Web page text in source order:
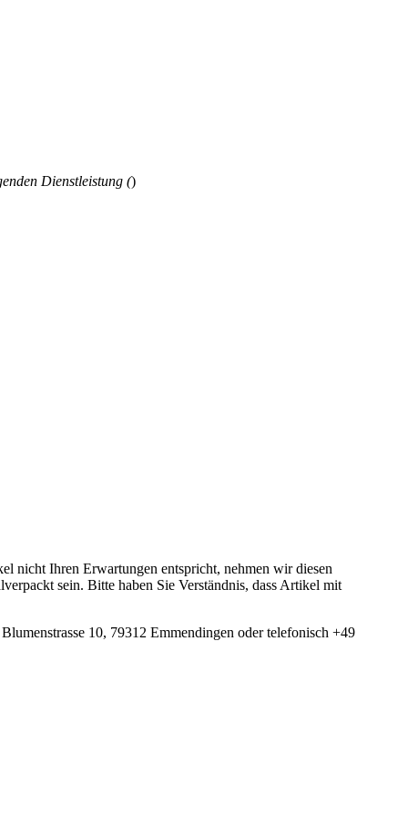
Dienstleistung ()
nicht Ihren Erwartungen entspricht, nehmen wir diesen
sein. Bitte haben Sie Verständnis, dass Artikel mit
10, 79312 Emmendingen oder telefonisch +49